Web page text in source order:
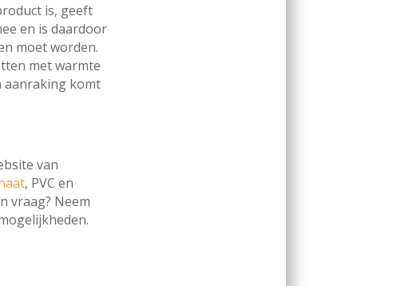
is, geeft
en is daardoor
moet worden.
met warmte
aanraking komt
van
, PVC en
vraag? Neem